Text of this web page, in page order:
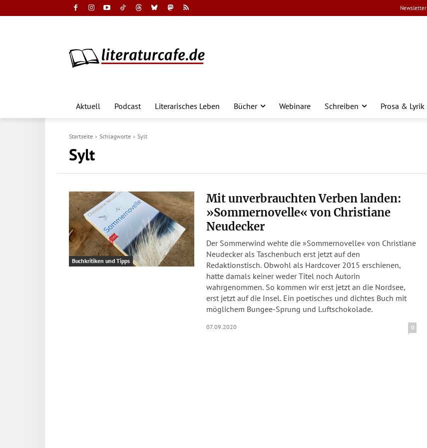
Newsletter
Aktuell Podcast Literarisches Leben Bücher Webinare Schreiben Prosa & Lyrik
Startseite Schlagworte Sylt
Sylt
Buchkritiken und Tipps
Mit unverbrauchten Verben landen:
»Sommernovelle« von Christiane
Neudecker
Der Sommerwind wehte die »Sommernovelle« von Christiane
Neudecker als Taschenbuch erst jetzt auf den
Redaktionstisch. Obwohl als Hardcover 2015 erschienen,
hatte damals keiner weder Titel noch Autorin
wahrgenommen. So kommen wir erst jetzt an die Nordsee,
erst jetzt auf die Insel. Ein poetisches und dichtes Buch mit
möglichem Bungee-Sprung und Luftschokolade.
07.09.2020 0